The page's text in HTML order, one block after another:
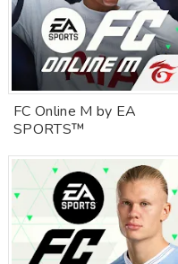
FC Online M by EA
SPORTS™